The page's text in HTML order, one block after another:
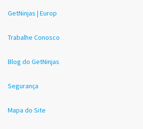
GetNinjas | Europ
Trabalhe Conosco
Blog do GetNinjas
Segurança
Mapa do Site